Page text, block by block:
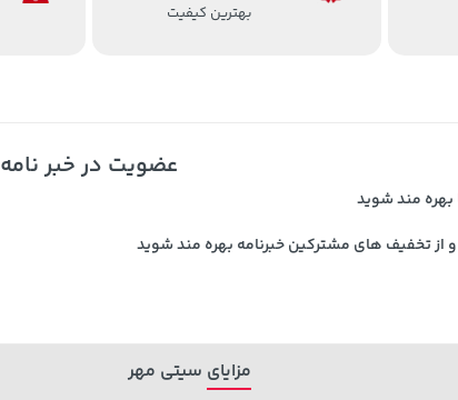
بهترین کیفیت
عضویت در خبر نامه
بهره مند شوید
و از تخفیف های مشترکین خبرنامه بهره مند شوید
مزایای سیتی مهر